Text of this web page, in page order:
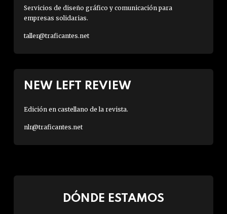
Servicios de diseño gráfico y comunicación para
empresas solidarias.
taller@traficantes.net
NEW LEFT REVIEW
Edición en castellano de la revista.
nlr@traficantes.net
DÓNDE ESTAMOS